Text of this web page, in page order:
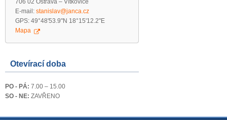
706 02 Ostrava – Vítkovice
E-mail: stanislav@janca.cz
GPS: 49°48'53.9"N 18°15'12.2"E
Mapa
Otevírací doba
PO - PÁ: 7.00 – 15.00
SO - NE: ZAVŘENO